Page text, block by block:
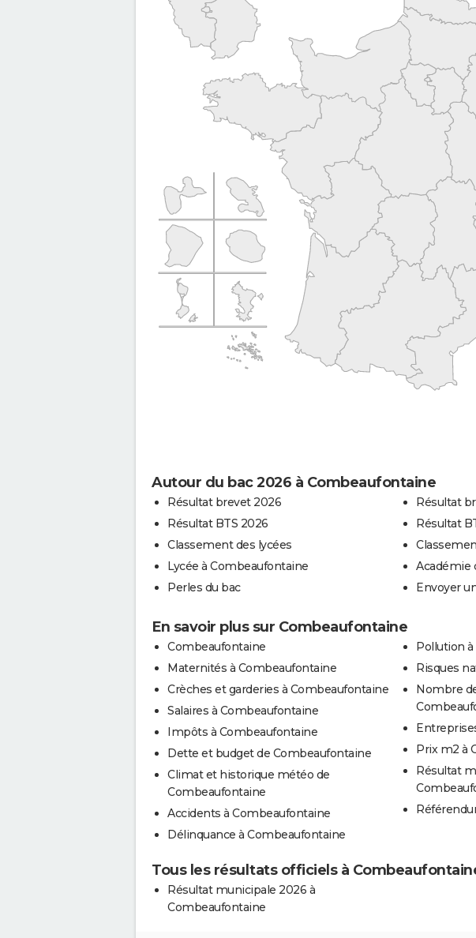
Autour du bac 2026 à Combeaufontaine
Résultat brevet 2026
Résultat BTS 2026
Classement des lycées
Lycée à Combeaufontaine
Perles du bac
Résultat
Résultat
Académie
Envoyer
En savoir plus sur Combeaufontaine
Combeaufontaine
Maternités à Combeaufontaine
Crèches et garderies à Combeaufontaine
Salaires à Combeaufontaine
Impôts à Combeaufontaine
Dette et budget de Combeaufontaine
Climat et historique météo de
Combeaufontaine
Accidents à Combeaufontaine
Délinquance à Combeaufontaine
Pollution
Risques
Nombre
Prix m2 à
Résultat
Tous les résultats officiels à
Résultat municipale 2026 à
Combeaufontaine